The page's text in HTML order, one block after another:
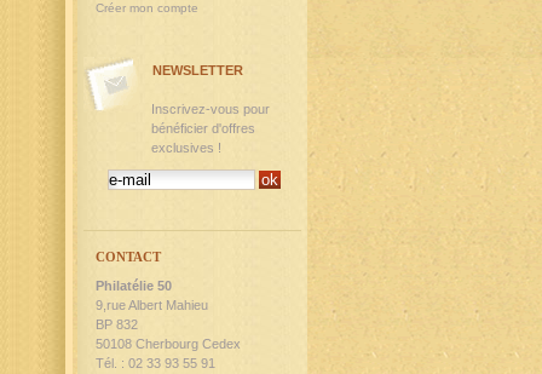
Créer mon compte
NEWSLETTER
Inscrivez-vous pour
bénéficier d'offres
exclusives !
CONTACT
Philatélie 50
9,rue Albert Mahieu
BP 832
50108 Cherbourg Cedex
Tél. : 02 33 93 55 91